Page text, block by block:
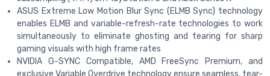
ASUS Extreme Low Motion Blur Sync (ELMB Sync) technology
enables ELMB and variable-refresh-rate technologies to work
simultaneously to eliminate ghosting and tearing for sharp
gaming visuals with high frame rates
NVIDIA G-SYNC Compatible, AMD FreeSync Premium, and